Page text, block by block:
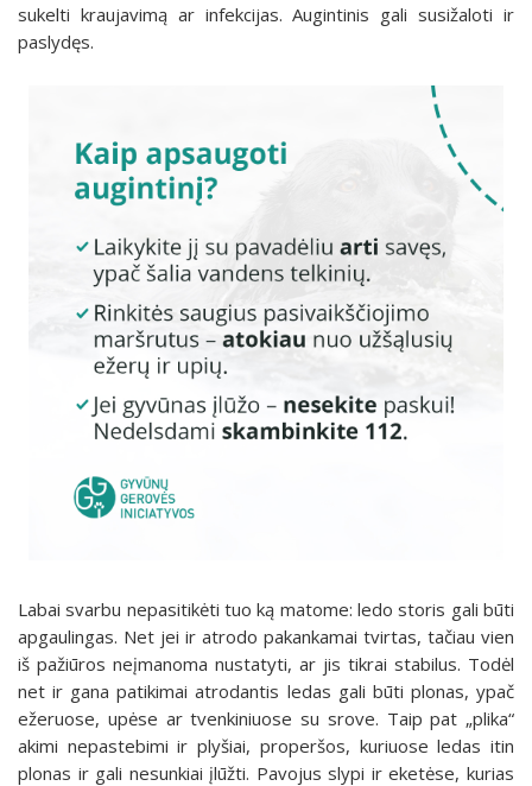
sukelti kraujavimą ar infekcijas. Augintinis gali susižaloti ir
paslydęs.
Labai svarbu nepasitikėti tuo ką matome: ledo storis gali būti
apgaulingas. Net jei ir atrodo pakankamai tvirtas, tačiau vien
iš pažiūros neįmanoma nustatyti, ar jis tikrai stabilus. Todėl
net ir gana patikimai atrodantis ledas gali būti plonas, ypač
ežeruose, upėse ar tvenkiniuose su srove. Taip pat „plika“
akimi nepastebimi ir plyšiai, properšos, kuriuose ledas itin
plonas ir gali nesunkiai įlūžti. Pavojus slypi ir eketėse, kurias